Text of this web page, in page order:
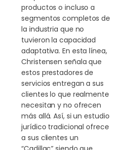
productos o incluso a
segmentos completos de
la industria que no
tuvieron la capacidad
adaptativa. En esta línea,
Christensen señala que
estos prestadores de
servicios entregan a sus
clientes lo que realmente
necesitan y no ofrecen
más allá. Así, si un estudio
jurídico tradicional ofrece
a sus clientes un